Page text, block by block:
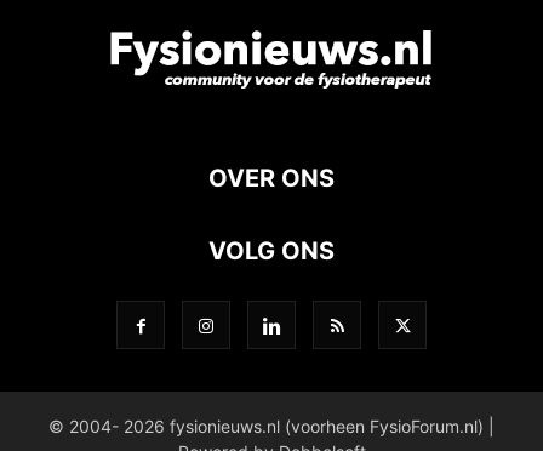
OVER ONS
VOLG ONS
© 2004- 2026 fysionieuws.nl (voorheen FysioForum.nl) |